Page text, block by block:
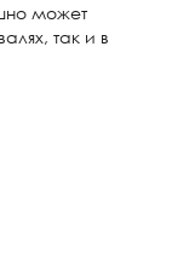
может
так и в